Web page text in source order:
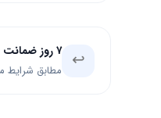
↩️ ۷ روز ضمانت مرجوعی کالا
مطابق شرایط